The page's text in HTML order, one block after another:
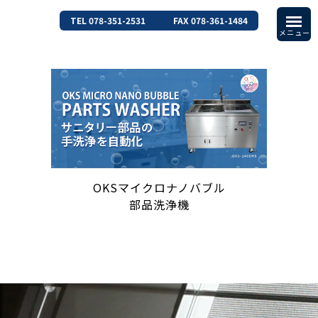
TEL 078-351-2531 FAX 078-361-1484
OKSマイクロナノバブル
部品洗浄機